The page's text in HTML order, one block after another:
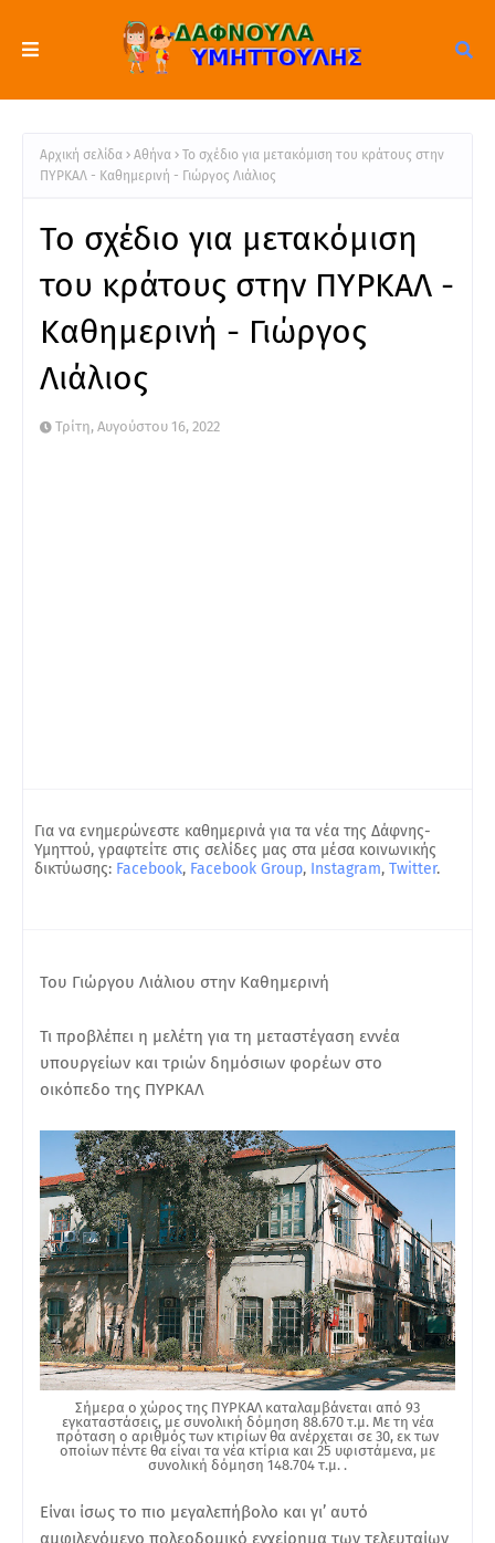
Αρχική σελίδα Αθήνα
Το σχέδιο για μετακόμιση του κράτους στην
ΠΥΡΚΑΛ - Καθημερινή - Γιώργος Λιάλιος
Το σχέδιο για μετακόμιση
του κράτους στην ΠΥΡΚΑΛ -
Καθημερινή - Γιώργος
Λιάλιος
Τρίτη, Αυγούστου 16, 2022
Για να ενημερώνεστε καθημερινά για τα νέα της Δάφνης-
Υμηττού, γραφτείτε στις σελίδες μας στα μέσα κοινωνικής
δικτύωσης: Facebook, Facebook Group, Instagram, Twitter.
Του Γιώργου Λιάλιου στην Καθημερινή
Τι προβλέπει η μελέτη για τη μεταστέγαση εννέα
υπουργείων και τριών δημόσιων φορέων στο
οικόπεδο της ΠΥΡΚΑΛ
Σήμερα ο χώρος της ΠΥΡΚΑΛ καταλαμβάνεται από 93
εγκαταστάσεις, με συνολική δόμηση 88.670 τ.μ. Με τη νέα
πρόταση ο αριθμός των κτιρίων θα ανέρχεται σε 30, εκ των
οποίων πέντε θα είναι τα νέα κτίρια και 25 υφιστάμενα, με
συνολική δόμηση 148.704 τ.μ. .
Είναι ίσως το πιο μεγαλεπήβολο και γι’ αυτό
αμφιλεγόμενο πολεοδομικό εγχείρημα των τελευταίων